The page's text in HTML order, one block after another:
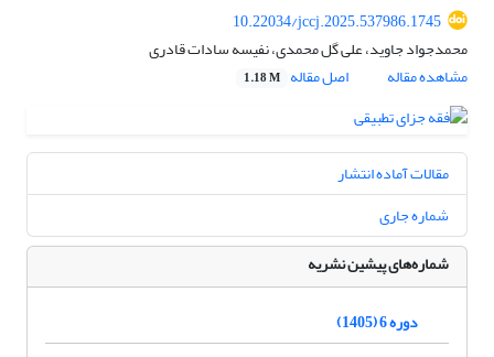
10.22034/jccj.2025.537986.1745
محمدجواد جاوید، علی گل محمدی، نفیسه سادات قادری
مشاهده مقاله
اصل مقاله 1.18 M
مقالات آماده انتشار
شماره جاری
شماره‌های پیشین نشریه
دوره 6 (1405)